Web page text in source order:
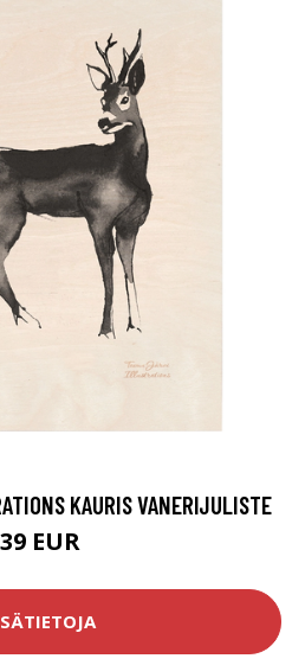
KAURIS VANERIJULISTE
39 EUR